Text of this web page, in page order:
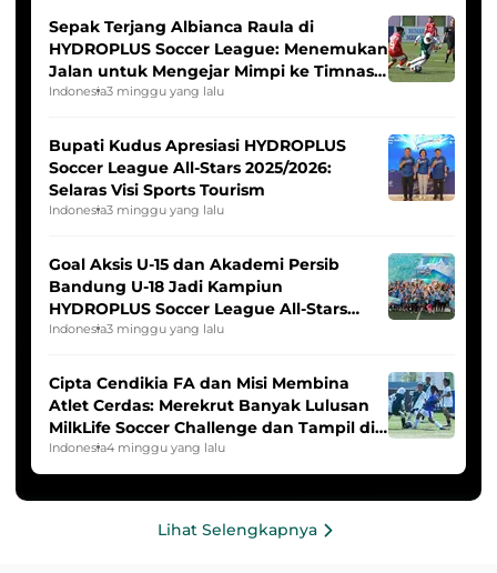
Sepak Terjang Albianca Raula di
HYDROPLUS Soccer League: Menemukan
Jalan untuk Mengejar Mimpi ke Timnas
Indonesia Putri
Indonesia3 minggu yang lalu
Bupati Kudus Apresiasi HYDROPLUS
Soccer League All-Stars 2025/2026:
Selaras Visi Sports Tourism
Indonesia3 minggu yang lalu
Goal Aksis U-15 dan Akademi Persib
Bandung U-18 Jadi Kampiun
HYDROPLUS Soccer League All-Stars
2025/2026
Indonesia3 minggu yang lalu
Cipta Cendikia FA dan Misi Membina
Atlet Cerdas: Merekrut Banyak Lulusan
MilkLife Soccer Challenge dan Tampil di
HYDROPLUS Soccer League
Indonesia4 minggu yang lalu
Lihat Selengkapnya